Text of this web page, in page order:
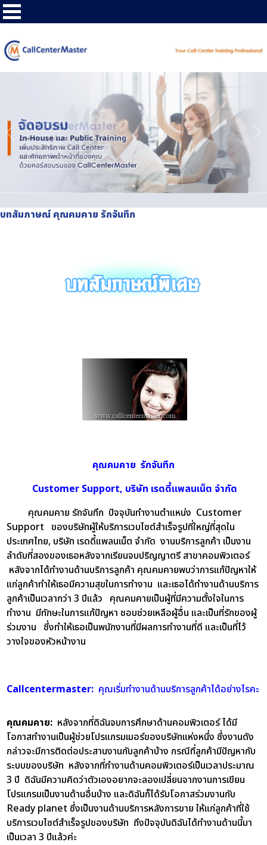
บทสัมภาษณ์ คุณคมคาย รักจันทึก
คุณคมคาย รักจันทึก
Customer Support, บริษัท เรดดี้แพลนเน็ต จำกัด
คุณคมคาย รักจันทึก ปัจจุบันทำงานตำแหน่ง Customer
Support ของบริษัทผู้ให้บริการเวบไซต์สำเร็จรูปที่ใหญ่ที่สุดใน
ประเทศไทย, บริษัท เรดดี้แพลนเน็ต จำกัด งานบริการลูกค้า เป็นงาน
ลำดับที่สองของเธอหลังจากเรียนจบปริญญาตรี สาขาคอมพิวเตอร์
หลังจากได้ทำงานด้านบริการลูกค้า คุณคมคายพบว่าการแก้ปัญหาให้
แก่ลูกค้าทำให้เธอมีความสุขในการทำงาน และเธอได้ทำงานด้านบริการ
ลูกค้าเป็นเวลากว่า 3 ปีแล้ว คุณคมคายเป็นผู้ที่มีความตั้งใจในการ
ทำงาน มีทักษะในการแก้ปัญหา ชอบช่วยเหลือผู้อื่น และเป็นที่รักของผู้
ร่วมงาน ซึ่งทำให้เธอเป็นพนักงานที่มีผลการทำงานที่ดี และเป็นที่ไว้
วางใจของหัวหน้างาน
Callcentermaster: คุณเริ่มทำงานด้านบริการลูกค้าได้อย่างไรคะ
คุณคมคาย: หลังจากที่ดิฉันจบการศึกษาด้านคอมพิวเตอร์ ได้มี
โอกาสทำงานเป็นผู้ช่วยโปรแกรมเมอร์ของบริษัทแห่งหนึ่ง ซึ่งงานดัง
กล่าวจะมีการติดต่อประสานงานกับลูกค้าบ้าง กรณีที่ลูกค้ามีปัญหากับ
ระบบของบริษัท หลังจากที่ทำงานด้านคอมพิวเตอร์เป็นเวลาประมาณ
3 ปี ดิฉันมีความคิดว่าตัวเองอยากจะลองเปลี่ยนจากงานการเขียน
โปรแกรมเป็นงานด้านอื่นบ้าง และดิฉันก็ได้รับโอกาสร่วมงานกับ
Ready planet ซึ่งเป็นงานด้านบริการหลังการขาย ให้แก่ลูกค้าที่ใช้
บริการเวบไซต์สำเร็จรูปของบริษัท ถึงปัจจุบันดิฉันได้ทำงานด้านนี้มา
เป็นเวลา 3 ปีแล้วค่ะ